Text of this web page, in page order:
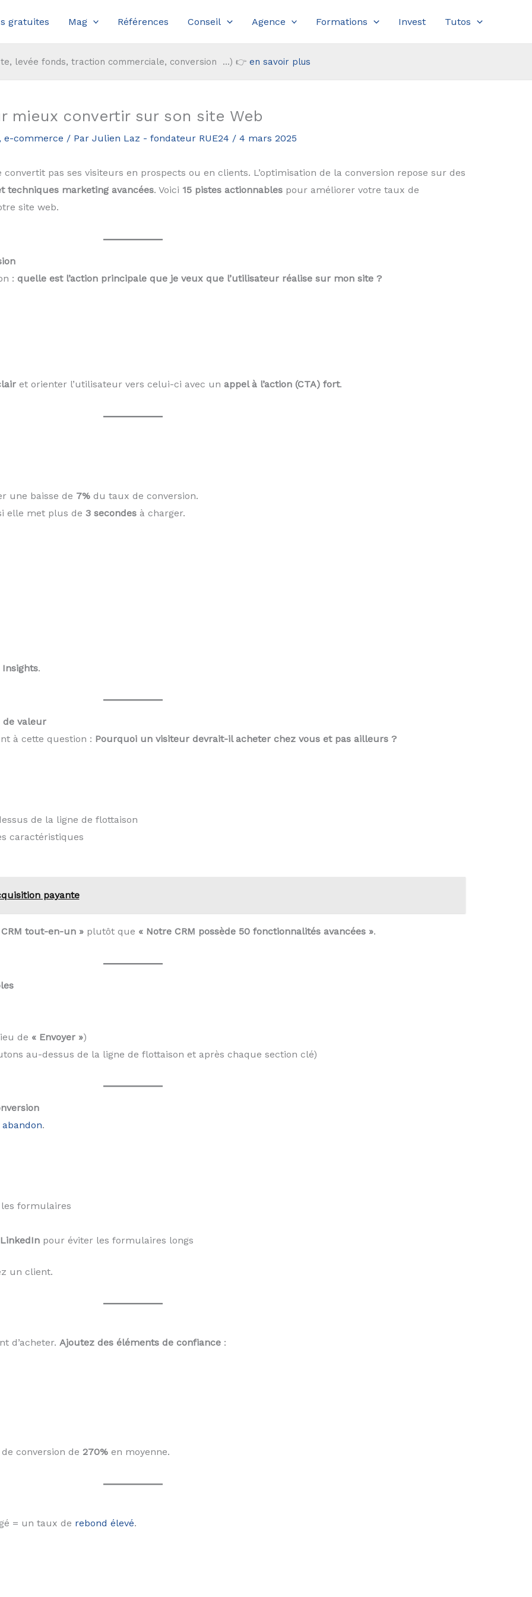
gratuites Mag Références Conseil Agence Formations Invest Tutos
levée fonds, traction commerciale, conversion ...) 👉 en savoir plus
mieux convertir sur son site Web
e-commerce / Par Julien Laz - fondateur RUE24 / 4 mars 2025
pas ses visiteurs en prospects ou en clients. L’optimisation de la conversion repose sur des
techniques marketing avancées. Voici 15 pistes actionnablespour améliorer votre taux de
site web.
: quelle est l’action principale que je veux que l’utilisateur réalise sur mon site ?
et orienter l’utilisateur vers celui-ci avec un appel à l’action (CTA) fort.
une baisse de 7%du taux de conversion.
elle met plus de 3 secondesà charger.
Insights.
de valeur
à cette question : Pourquoi un visiteur devrait-il acheter chez vous et pas ailleurs ?
de la ligne de flottaison
caractéristiques
payante
tout-en-un »plutôt que « Notre CRM possède 50 fonctionnalités avancées ».
de « Envoyer »)
au-dessus de la ligne de flottaison et après chaque section clé)
.
formulaires
pour éviter les formulaires longs
un client.
d’acheter. Ajoutez des éléments de confiance:
conversion de 270%en moyenne.
= un taux de rebond élevé.